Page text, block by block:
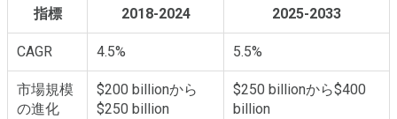
指標 2018-2024 2025-2033
CAGR 4.5% 5.5%
市場規模
の進化
$200 billionから
$250 billion
$250 billionから$400
billion